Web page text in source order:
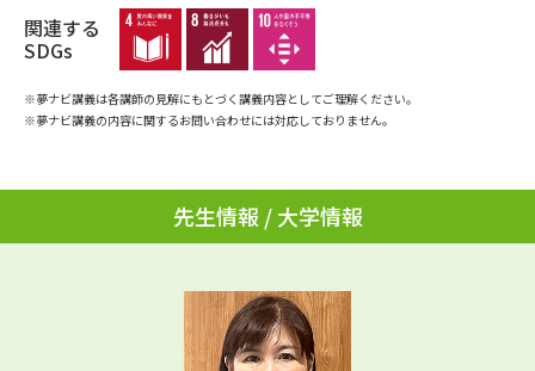
Ｑ＆Ａ よくあるご質問 大学進学IDについて
資料の料金の
お支払いについて
受付内容・発送状況の確認
テレメール進学カタログ
訂正のご案内
関連する
SDGs
※夢ナビ講義は各講師の見解にもとづく講義内容としてご理解ください。
※夢ナビ講義の内容に関するお問い合わせには対応しておりません。
先生情報 / 大学情報